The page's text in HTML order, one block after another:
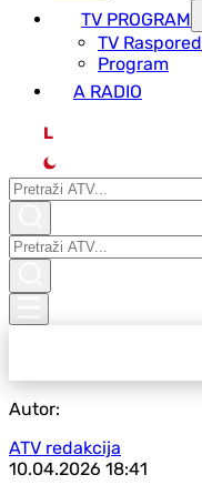
TV PROGRAM
ТV Raspored
Program
A RADIO
L
Autor:
ATV redakcija
10.04.2026 18:41